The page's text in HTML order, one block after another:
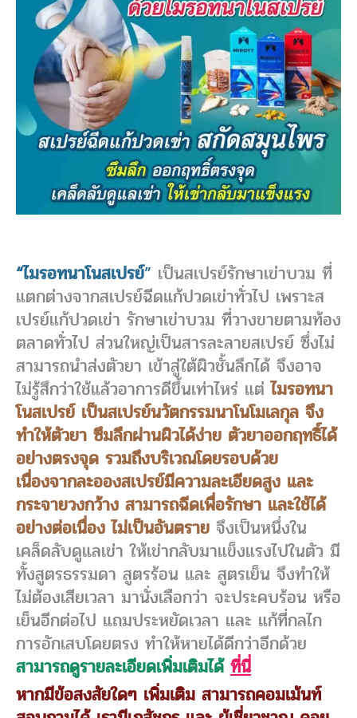
“ไมรอทนาโนสเปรย์” เป็นสเปรย์รักษาเข่าบวม ที่
แตกต่างจากสเปรย์ฉีดแก้ปวดเข่าทั่วไป เพราะส
เปรย์แก้ปวดเข่า รักษาเข่าบวม ที่วางขายตามท้อง
ตลาดทั่วไป ส่วนใหญ่เป็นสารละลายสเปรย์ ซึ่งไม่
สามารถนำส่งตัวยา เข้าสู่ใต้ผิวชั้นลึกได้ จึงอาจ
ไม่รู้สึกว่าใช้แล้วอาการดีขึ้นเท่าไหร่ แต่ไมรอทนา
โนสเปรย์ เป็นสเปรย์นวัตกรรมนาโนโมเลกุล จึง
ทำให้ตัวยา ซึมลึกผ่านผิวได้ง่าย ตัวยาออกฤทธิ์ได้
อย่างตรงจุด รวมถึงบริเวณโดยรอบด้วย
เนื่องจากละอองสเปรย์มีความละเอียดสูง และ
กระจายวงกว้าง สามารถฉีดเพื่อรักษา และใช้ได้
อย่างต่อเนื่อง ไม่เป็นอันตราย จึงเป็นหนึ่งใน
เคล็ดลับดูแลเข่า ให้เข่ากลับมาแข็งแรงไปในตัว มี
ทั้งสูตรธรรมดา สูตรร้อน และ สูตรเย็น จึงทำให้
ไม่ต้องเสียเวลา มานั่งเลือกว่า จะประคบร้อน หรือ
เย็นอีกต่อไป แถมประหยัดเวลา และ แก้ที่กลไก
การอักเสบโดยตรง ทำให้หายได้ดีกว่าอีกด้วย
สามารถดูรายละเอียดเพิ่มเติมได้ ที่นี่
หากมีข้อสงสัยใดๆ เพิ่มเติม สามารถคอมเม้นท์